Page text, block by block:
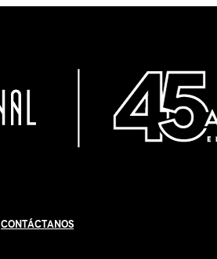
Contáctanos